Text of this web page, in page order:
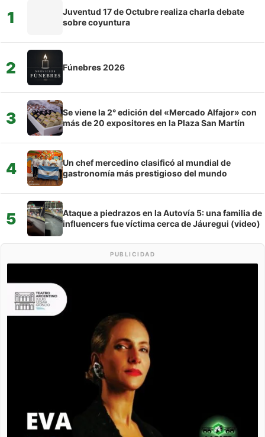
1
Juventud 17 de Octubre realiza charla debate
sobre coyuntura
2 Fúnebres 2026
3
Se viene la 2° edición del «Mercado Alfajor» con
más de 20 expositores en la Plaza San Martín
4
Un chef mercedino clasificó al mundial de
gastronomía más prestigioso del mundo
5
Ataque a piedrazos en la Autovía 5: una familia de
influencers fue víctima cerca de Jáuregui (video)
PUBLICIDAD